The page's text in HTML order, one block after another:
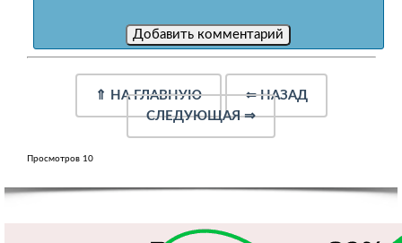
⇑ НА ГЛАВНУЮ ⇐НАЗАД
СЛЕДУЮЩАЯ⇒
Просмотров 10